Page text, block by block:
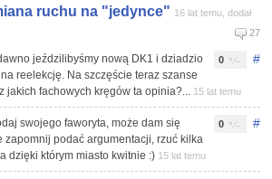
ruchu na "jedynce" 16 lat temu, dodał
27
#
0
jeździlibyśmy nową DK1 i dziadzio
reelekcję. Na szczęście teraz szanse
jakich fachowych kręgów ta opinia?... 15 lat temu
#
0
swojego faworyta, może dam się
zapomnij podać argumentacji, rzuć kilka
dzięki którym miasto kwitnie :) 15 lat temu